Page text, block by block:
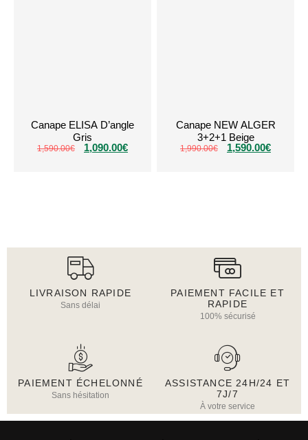
Canape ELISA D’angle
Gris
1,590.00€ 1,090.00€
Canape NEW ALGER
3+2+1 Beige
1,990.00€ 1,590.00€
LIVRAISON RAPIDE
Sans délai
PAIEMENT FACILE ET
RAPIDE
100% sécurisé
PAIEMENT ÉCHELONNÉ
Sans hésitation
ASSISTANCE 24H/24 ET
7J/7
À votre service